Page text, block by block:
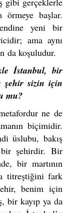
örmeye başlar.
yeni bir
ama aynı
da koşuludur.
İstanbul, bir
şehir sizin için
mu?
ne de
biçimidir.
üslubu, bakış
bir şehirdir. Bir
bir martının
titreştiğini fark
benim için
bir kayıp ya da